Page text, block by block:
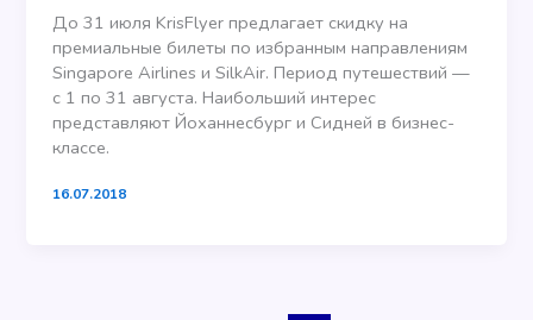
До 31 июля KrisFlyer предлагает скидку на
премиальные билеты по избранным направлениям
Singapore Airlines и SilkAir. Период путешествий —
с 1 по 31 августа. Наибольший интерес
представляют Йоханнесбург и Сидней в бизнес-
классе.
16.07.2018